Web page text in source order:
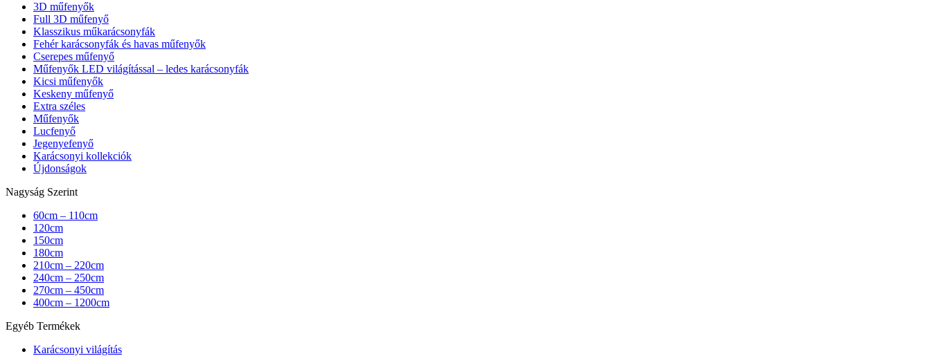
3D műfenyők
Full 3D műfenyő
Klasszikus műkarácsonyfák
Fehér karácsonyfák és havas műfenyők
Cserepes műfenyő
Műfenyők LED világítással – ledes karácsonyfák
Kicsi műfenyők
Keskeny műfenyő
Extra széles
Műfenyők
Lucfenyő
Jegenyefenyő
Karácsonyi kollekciók
Újdonságok
Nagyság Szerint
60cm – 110cm
120cm
150cm
180cm
210cm – 220cm
240cm – 250cm
270cm – 450cm
400cm – 1200cm
Egyéb Termékek
Karácsonyi világítás